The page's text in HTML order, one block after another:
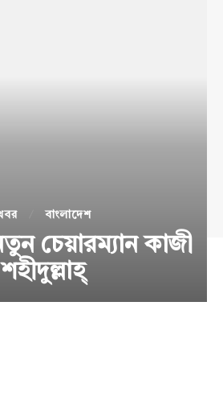
বাংলাদেশ
চেয়ারম্যান কাজী
শহীদুল্লাহ্